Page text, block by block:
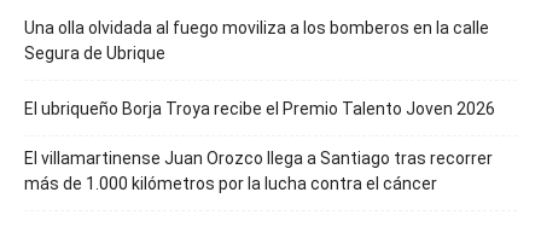
Una olla olvidada al fuego moviliza a los bomberos en la calle
Segura de Ubrique
El ubriqueño Borja Troya recibe el Premio Talento Joven 2026
El villamartinense Juan Orozco llega a Santiago tras recorrer
más de 1.000 kilómetros por la lucha contra el cáncer